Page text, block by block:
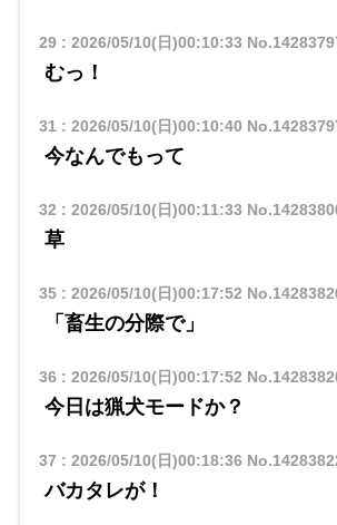
29: 2026/05/10(日)00:10:33
むっ！
31 : 2026/05/10(日)00:10:40
今なんでもって
32 : 2026/05/10(日)00:11:33
草
35: 2026/05/10(日)00:17:52
「畜生の分際で」
36 : 2026/05/10(日)00:17:52
今日は猟犬モードか？
37 : 2026/05/10(日)00:18:36
バカタレが！